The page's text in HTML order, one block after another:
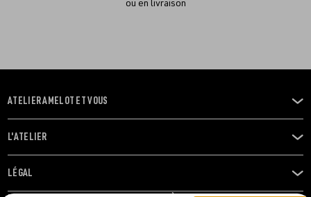
ou en livraison
OUVRIR
LE
MENU
ATELIER AMELOT ET VOUS
OUVRIR
LE
MENU
L'ATELIER
OUVRIR
LE
LÉGAL